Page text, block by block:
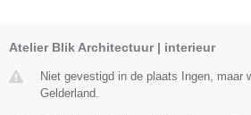
Atelier Blik Architectuur | interieur
Niet gevestigd in de plaats Ingen, maar
Gelderland.